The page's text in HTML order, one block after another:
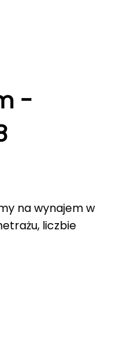
-
na wynajemw
liczbie